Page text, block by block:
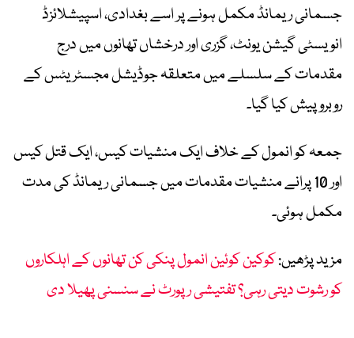
جسمانی ریمانڈ مکمل ہونے پر اسے بغدادی، اسپیشلائزڈ
انویسٹی گیشن یونٹ، گزری اور درخشاں تھانوں میں درج
مقدمات کے سلسلے میں متعلقہ جوڈیشل مجسٹریٹس کے
روبرو پیش کیا گیا۔
جمعہ کو انمول کے خلاف ایک منشیات کیس، ایک قتل کیس
اور 10 پرانے منشیات مقدمات میں جسمانی ریمانڈ کی مدت
مکمل ہوئی۔
مزید پڑھیں:کوکین کوئین انمول پنکی کن تھانوں کے اہلکاروں
کو رشوت دیتی رہی؟ تفتیشی رپورٹ نے سنسنی پھیلا دی